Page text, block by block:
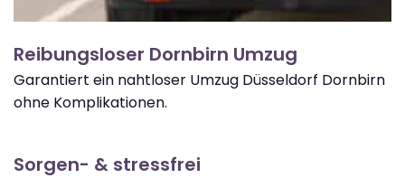
Reibungsloser Dornbirn Umzug
Garantiert ein nahtloser Umzug Düsseldorf Dornbirn
ohne Komplikationen.
Sorgen- & stressfrei